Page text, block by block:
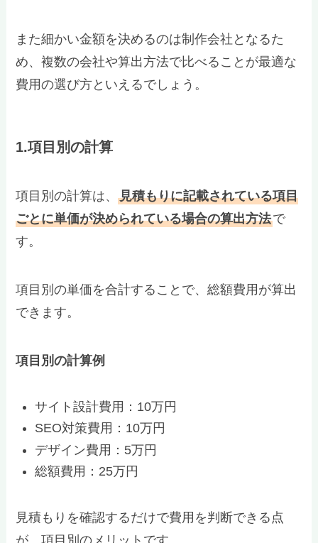
また細かい金額を決めるのは制作会社となるた
め、複数の会社や算出方法で比べることが最適な
費用の選び方といえるでしょう。
1.項目別の計算
項目別の計算は、見積もりに記載されている項目
ごとに単価が決められている場合の算出方法で
す。
項目別の単価を合計することで、総額費用が算出
できます。
項目別の計算例
サイト設計費用：10万円
SEO対策費用：10万円
デザイン費用：5万円
総額費用：25万円
見積もりを確認するだけで費用を判断できる点